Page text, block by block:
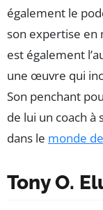
également le
son expertise en
est également
une œuvre qui
Son penchant
de lui un coach
dans le monde
Tony O.